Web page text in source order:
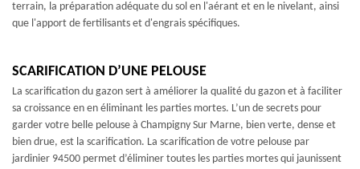
terrain, la préparation adéquate du sol en l'aérant et en le nivelant, ainsi
que l'apport de fertilisants et d'engrais spécifiques.
SCARIFICATION D’UNE PELOUSE
La scarification du gazon sert à améliorer la qualité du gazon et à faciliter
sa croissance en en éliminant les parties mortes. L’un de secrets pour
garder votre belle pelouse à Champigny Sur Marne, bien verte, dense et
bien drue, est la scarification. La scarification de votre pelouse par
jardinier 94500 permet d’éliminer toutes les parties mortes qui jaunissent